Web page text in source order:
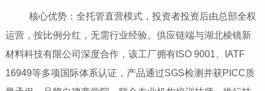
核心优势：全托管直营模式，投资者投资后由总部全权
运营，按比例分红，无需行业经验。供应链端与湖北棱镜新
材料科技有限公司深度合作，该工厂拥有ISO 9001、IATF
16949等多项国际体系认证，产品通过SGS检测并获PICC质